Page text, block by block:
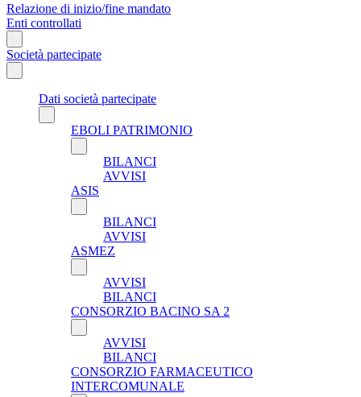
Relazione di inizio/fine mandato
Enti controllati
Società partecipate
Dati società partecipate
EBOLI PATRIMONIO
BILANCI
AVVISI
ASIS
BILANCI
AVVISI
ASMEZ
AVVISI
BILANCI
CONSORZIO BACINO SA 2
AVVISI
BILANCI
CONSORZIO FARMACEUTICO
INTERCOMUNALE